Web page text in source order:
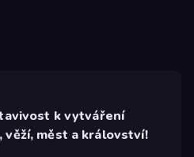
k vytváření
věží, měst a království!